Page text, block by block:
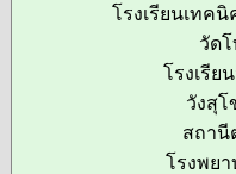
โรงเรียนเทค
วัด
โรงเรีย
วังสุโ
สถานี
โรงพย